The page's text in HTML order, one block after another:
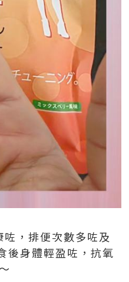
，排便次數多咗及
後身體輕盈咗，抗氧